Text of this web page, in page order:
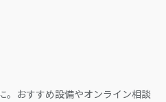
。おすすめ設備やオンライン相談